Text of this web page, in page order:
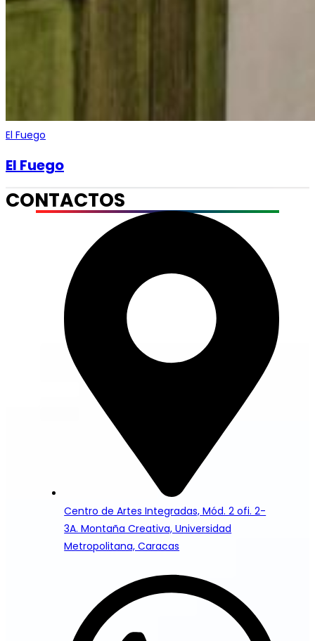
El Fuego
El Fuego
CONTACTOS
Centro de Artes Integradas, Mód. 2 ofi. 2-
3A. Montaña Creativa, Universidad
Metropolitana, Caracas